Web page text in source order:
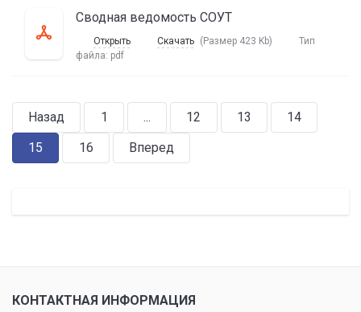
Сводная ведомость СОУТ
Открыть Скачать (Размер 423 Kb)
Тип
файла: pdf
Назад 1 ... 12 13
14
15
16 Вперед
КОНТАКТНАЯ ИНФОРМАЦИЯ